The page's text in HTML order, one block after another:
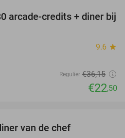
38%
arcade-credits + diner bij
9.6 star
Regulier €36,15
€22,50
van de chef